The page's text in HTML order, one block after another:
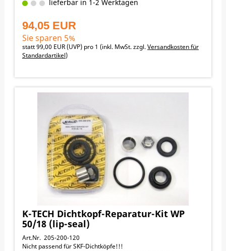
lieferbar in 1-2 Werktagen
94,05 EUR
Sie sparen 5%
statt99,00 EUR(UVP) pro 1 (inkl. MwSt. zzgl.Versandkosten für
Standardartikel)
K-TECH Dichtkopf-Reparatur-Kit WP
50/18 (lip-seal)
Art.Nr. 205-200-120
Nicht passend für SKF-Dichtköpfe!!!